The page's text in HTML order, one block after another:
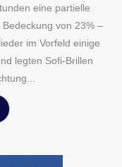
eine partielle
von 23% –
im Vorfeld einige
legten Sofi-Brillen